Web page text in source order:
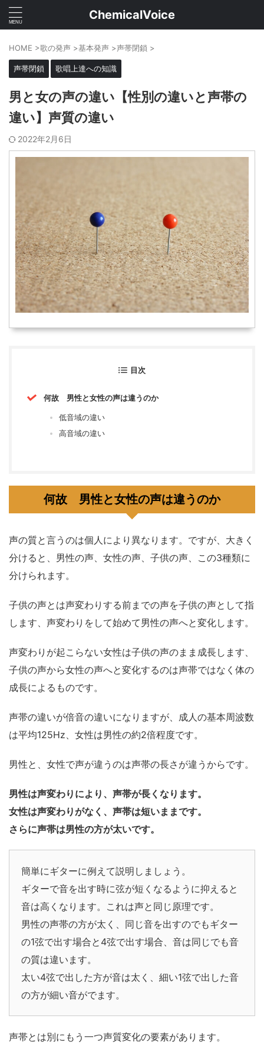
ChemicalVoice
HOME >歌の発声 >基本発声 >声帯閉鎖 >
声帯閉鎖 歌唱上達への知識
男と女の声の違い【性別の違いと声帯の
違い】声質の違い
2022年2月6日
目次
何故 男性と女性の声は違うのか
低音域の違い
高音域の違い
何故 男性と女性の声は違うのか
声の質と言うのは個人により異なります。ですが、大きく
分けると、男性の声、女性の声、子供の声、この3種類に
分けられます。
子供の声とは声変わりする前までの声を子供の声として指
します、声変わりをして始めて男性の声へと変化します。
声変わりが起こらない女性は子供の声のまま成長します、
子供の声から女性の声へと変化するのは声帯ではなく体の
成長によるものです。
声帯の違いが倍音の違いになりますが、成人の基本周波数
は平均125Hz、女性は男性の約2倍程度です。
男性と、女性で声が違うのは声帯の長さが違うからです。
男性は声変わりにより、声帯が長くなります。
女性は声変わりがなく、声帯は短いままです。
さらに声帯は男性の方が太いです。
簡単にギターに例えて説明しましょう。
ギターで音を出す時に弦が短くなるように抑えると
音は高くなります。これは声と同じ原理です。
男性の声帯の方が太く、同じ音を出すのでもギター
の1弦で出す場合と4弦で出す場合、音は同じでも音
の質は違います。
太い4弦で出した方が音は太く、細い1弦で出した音
の方が細い音がでます。
声帯とは別にもう一つ声質変化の要素があります。